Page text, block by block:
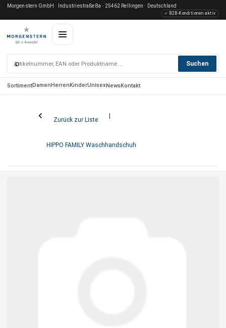
Morgenstern GmbH · Industriestraße 8a · 25462 Rellingen · Deutschland
✓ B2B-Konditionen aktiv
⌕ Suchen
SortimentDamenHerrenKinderUnisexNewsKontakt
Zurück zur Liste
HIPPO FAMILY Waschhandschuh